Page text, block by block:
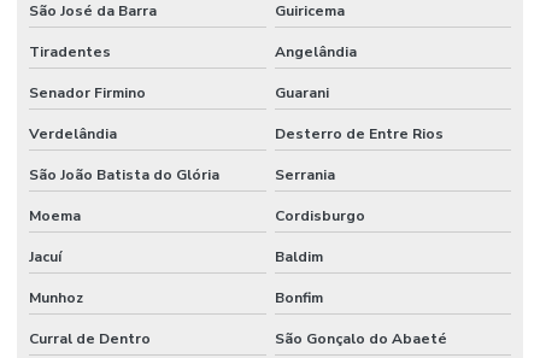
São José da Barra Guiricema
Tiradentes Angelândia
Senador Firmino Guarani
Verdelândia Desterro de Entre Rios
São João Batista do Glória Serrania
Moema Cordisburgo
Jacuí Baldim
Munhoz Bonfim
Curral de Dentro São Gonçalo do Abaeté